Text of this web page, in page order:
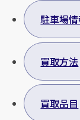
駐車場
買取方法
買取品目